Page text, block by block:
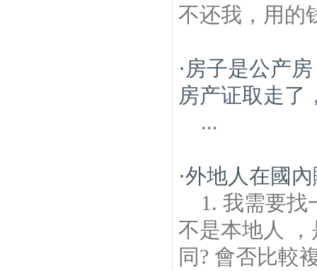
不还我，用的
· 房子是公产
房产证取走了
...
·外地人在國
1. 我需要找
不是本地人
同? 會否比較